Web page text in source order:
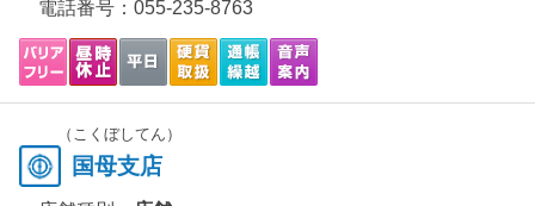
電話番号： 055-235-8763
（こくぼしてん）
国母支店